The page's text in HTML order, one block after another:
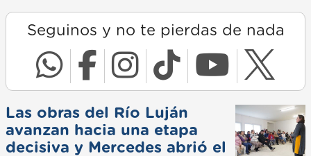
Seguinos y no te pierdas de nada
Las obras del Río Luján
avanzan hacia una etapa
decisiva y Mercedes abrió el